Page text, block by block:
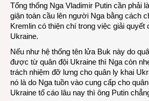
Tổng thống Nga Vladimir Putin cần phải
giận toàn cầu lên người Nga bằng cách
Kremlin có thiện chí trong việc giải quyết
Ukraine.
Nếu như hệ thống tên lửa Buk này do
được từ quân đội Ukraine thì Nga còn
trách nhiệm đỡ lưng cho quân ly khai
nó là do Nga tuồn vào cung cấp cho
Ukraine tố cáo lâu nay thì ông Putin